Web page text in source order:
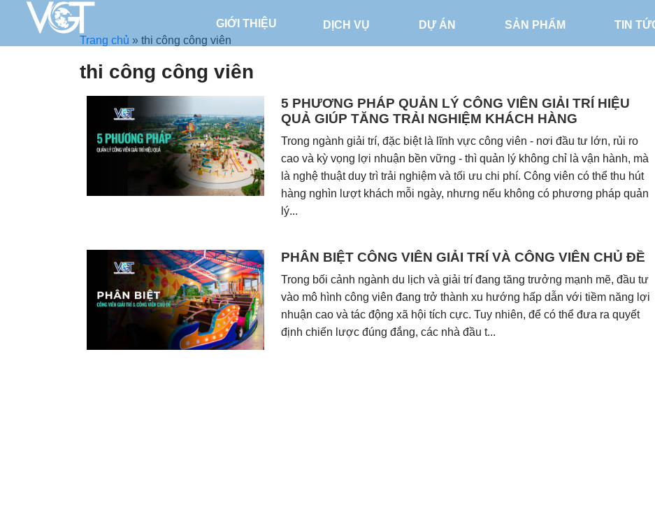
GIỚI THIỆU DỊCH VỤ DỰ ÁN SẢN PHẨM TIN
Trang chủ » thi công công viên
thi công công viên
5 PHƯƠNG PHÁP QUẢN LÝ CÔNG VIÊN GIẢI TRÍ HIỆU
QUẢ GIÚP TĂNG TRẢI NGHIỆM KHÁCH HÀNG
Trong ngành giải trí, đặc biệt là lĩnh vực công viên - nơi đầu tư lớn, rủi ro
cao và kỳ vọng lợi nhuận bền vững - thì quản lý không chỉ là vận hành, mà
là nghệ thuật duy trì trải nghiệm và tối ưu chi phí. Công viên có thể thu hút
hàng nghìn lượt khách mỗi ngày, nhưng nếu không có phương pháp quản
lý...
PHÂN BIỆT CÔNG VIÊN GIẢI TRÍ VÀ CÔNG VIÊN CHỦ ĐỀ
Trong bối cảnh ngành du lịch và giải trí đang tăng trưởng mạnh mẽ, đầu tư
vào mô hình công viên đang trở thành xu hướng hấp dẫn với tiềm năng lợi
nhuận cao và tác động xã hội tích cực. Tuy nhiên, để có thể đưa ra quyết
định chiến lược đúng đắng, các nhà đầu t...